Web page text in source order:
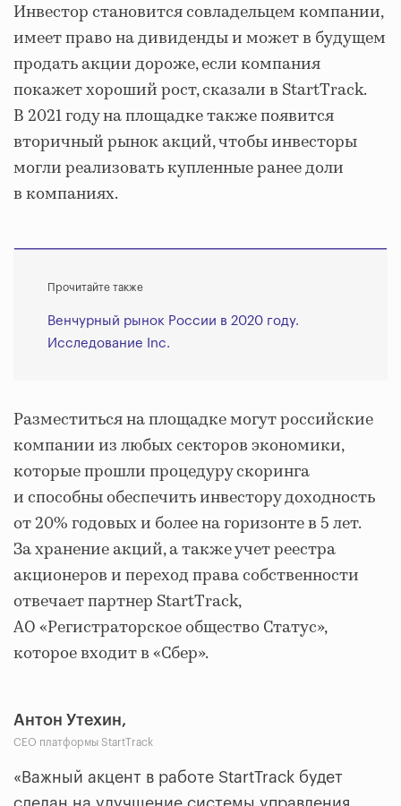
Инвестор становится совладельцем компании,
имеет право на дивиденды и может в будущем
продать акции дороже, если компания
покажет хороший рост, сказали в StartTrack.
В 2021 году на площадке также появится
вторичный рынок акций, чтобы инвесторы
могли реализовать купленные ранее доли
в компаниях.
Прочитайте также
Венчурный рынок России в 2020 году.
Исследование Inc.
Разместиться на площадке могут российские
компании из любых секторов экономики,
которые прошли процедуру скоринга
и способны обеспечить инвестору доходность
от 20% годовых и более на горизонте в 5 лет.
За хранение акций, а также учет реестра
акционеров и переход права собственности
отвечает партнер StartTrack,
АО «Регистраторское общество Статус»,
которое входит в «Сбер».
Антон Утехин,
CEO платформы StartTrack
«Важный акцент в работе StartTrack будет